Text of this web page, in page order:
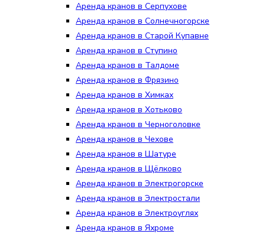
Аренда кранов в Серпухове
Аренда кранов в Солнечногорске
Аренда кранов в Старой Купавне
Аренда кранов в Ступино
Аренда кранов в Талдоме
Аренда кранов в Фрязино
Аренда кранов в Химках
Аренда кранов в Хотьково
Аренда кранов в Черноголовке
Аренда кранов в Чехове
Аренда кранов в Шатуре
Аренда кранов в Щёлково
Аренда кранов в Электрогорске
Аренда кранов в Электростали
Аренда кранов в Электроуглях
Аренда кранов в Яхроме